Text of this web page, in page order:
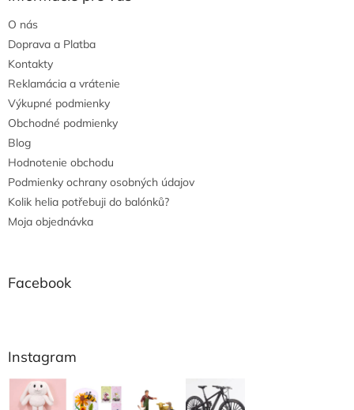
O nás
Doprava a Platba
Kontakty
Reklamácia a vrátenie
Výkupné podmienky
Obchodné podmienky
Blog
Hodnotenie obchodu
Podmienky ochrany osobných údajov
Kolik helia potřebuji do balónků?
Moja objednávka
Facebook
Instagram